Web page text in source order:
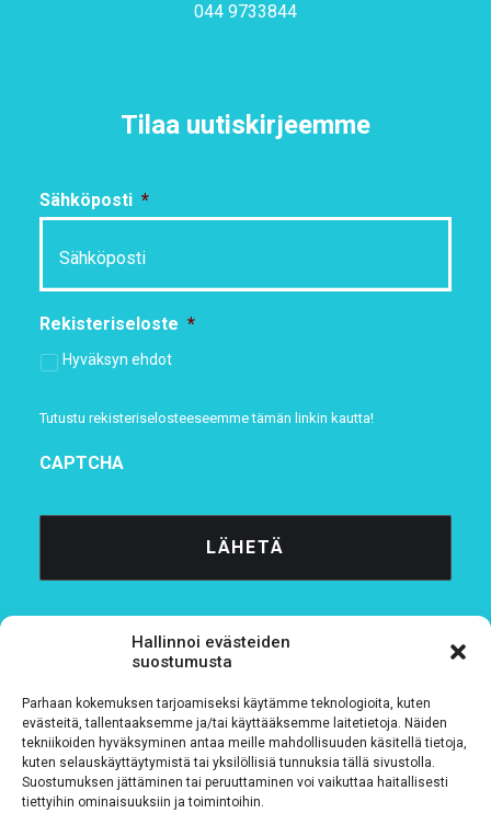
Hallinnoi evästeiden
suostumusta
Parhaan kokemuksen tarjoamiseksi käytämme teknologioita, kuten
evästeitä, tallentaaksemme ja/tai käyttääksemme laitetietoja. Näiden
tekniikoiden hyväksyminen antaa meille mahdollisuuden käsitellä tietoja,
kuten selauskäyttäytymistä tai yksilöllisiä tunnuksia tällä sivustolla.
Suostumuksen jättäminen tai peruuttaminen voi vaikuttaa haitallisesti
tiettyihin ominaisuuksiin ja toimintoihin.
044 9733844
Tilaa uutiskirjeemme
Sähköposti *
Rekisteriseloste *
Hyväksyn ehdot
Tutustu rekisteriselosteeseemmetämän linkin kautta!
CAPTCHA
Tietosuojaseloste
Verkkolaskutustiedot